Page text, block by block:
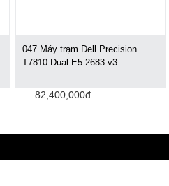
047 Máy trạm Dell Precision
T7810 Dual E5 2683 v3
82,400,000đ